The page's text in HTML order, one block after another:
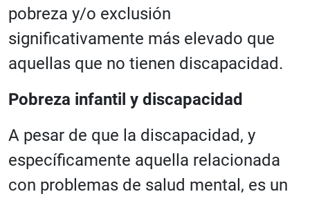
pobreza y/o exclusión
significativamente más elevado que
aquellas que no tienen discapacidad.
Pobreza infantil y discapacidad
A pesar de que la discapacidad, y
específicamente aquella relacionada
con problemas de salud mental, es un